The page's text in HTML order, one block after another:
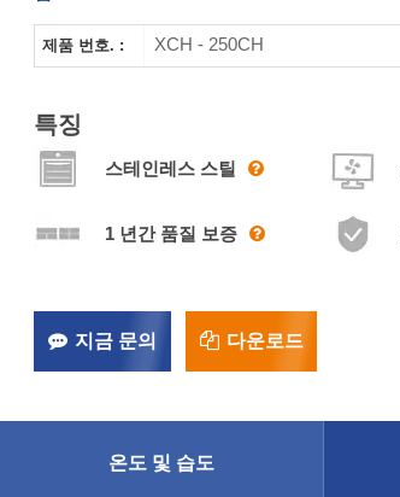
제품 번호. : XCH - 250CH
특징
스테인레스 스틸
1 년간 품질 보증
지금 문의 다운로드
온도 및 습도